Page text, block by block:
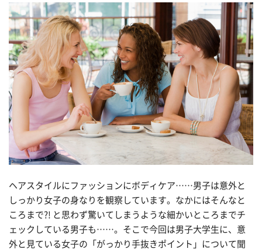
ヘアスタイルにファッションにボディケア……男子は意外と
しっかり女子の身なりを観察しています。なかにはそんなと
ころまで?! と思わず驚いてしまうような細かいところまでチ
ェックしている男子も……。そこで今回は男子大学生に、意
外と見ている女子の「がっかり手抜きポイント」について聞